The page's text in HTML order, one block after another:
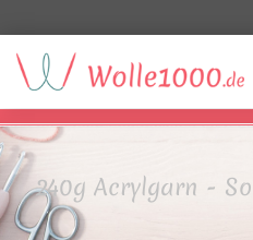
240g Acrylgarn -